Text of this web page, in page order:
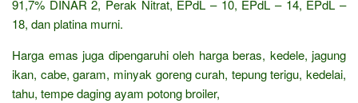
91,7% DINAR 2, Perak Nitrat, EPdL – 10, EPdL – 14, EPdL –
18, dan platina murni.
Harga emas juga dipengaruhi oleh harga beras, kedele, jagung
ikan, cabe, garam, minyak goreng curah, tepung terigu, kedelai,
tahu, tempe daging ayam potong broiler,